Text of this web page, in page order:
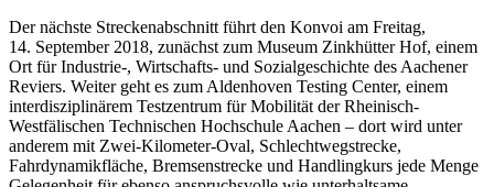
Der nächste Streckenabschnitt führt den Konvoi am Freitag,
14. September 2018, zunächst zum Museum Zinkhütter Hof, einem
Ort für Industrie-, Wirtschafts- und Sozialgeschichte des Aachener
Reviers. Weiter geht es zum Aldenhoven Testing Center, einem
interdisziplinärem Testzentrum für Mobilität der Rheinisch-
Westfälischen Technischen Hochschule Aachen – dort wird unter
anderem mit Zwei-Kilometer-Oval, Schlechtwegstrecke,
Fahrdynamikfläche, Bremsenstrecke und Handlingkurs jede Menge